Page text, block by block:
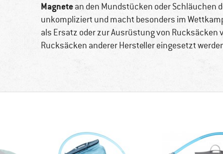
Magnetean den Mundstücken oder Schläuchen
unkompliziert und macht besonders im
als Ersatz oder zur Ausrüstung von Rucksäcken
Rucksäcken anderer Hersteller eingesetzt